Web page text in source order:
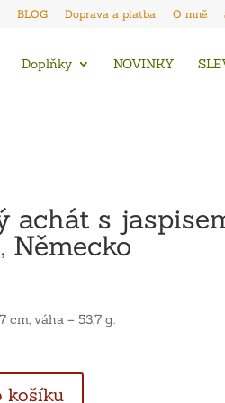
BLOG Doprava a platba O mně
Doplňky NOVINKY
achát s
Německo
cm, váha – 53,7 g.
košíku